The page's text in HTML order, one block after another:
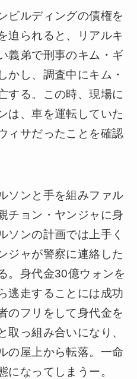
ビルディングの債権を
迫られると、リアルキ
義弟で刑事のキム・ギ
かし、調査中にキム・
する。この時、現場に
は、車を運転していた
ィサだったことを確認
ソンと手を組みファル
チョン・ヤンジャに身
ソンの計画では上手く
ジャが警察に連絡した
。身代金30億ウォンを
逃走することには成功
のフリをして身代金を
取っ組み合いになり、
の屋上から転落。一命
になってしまうー。